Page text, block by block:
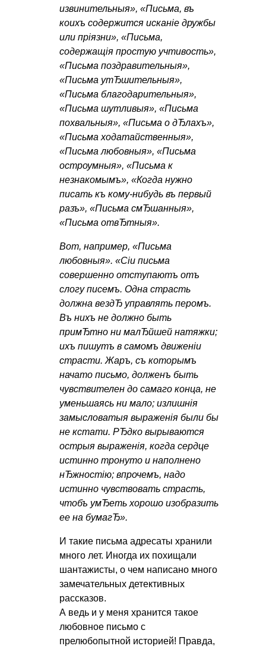
извинительныя», «Письма, въ
коихъ содержится исканiе дружбы
или прiязни», «Письма,
содержащiя простую учтивость»,
«Письма поздравительныя»,
«Письма утЂшительныя»,
«Письма благодарительныя»,
«Письма шутливыя», «Письма
похвальныя», «Письма о дЂлахъ»,
«Письма ходатайственныя»,
«Письма любовныя», «Письма
остроумныя», «Письма к
незнакомымъ», «Когда нужно
писать къ кому-нибудь въ первый
разъ», «Письма смЂшанныя»,
«Письма отвЂтныя».
Вот, например, «Письма
любовныя». «Сiи письма
совершенно отступаютъ отъ
слогу писемъ. Одна страсть
должна вездЂ управлять перомъ.
Въ нихъ не должно быть
примЂтно ни малЂйшей натяжки;
ихъ пишутъ в самомъ движенiи
страсти. Жаръ, съ которымъ
начато письмо, долженъ быть
чувствителен до самаго конца, не
уменьшаясь ни мало; излишнiя
замысловатыя выраженiя были бы
не кстати. РЂдко вырываются
острыя выраженiя, когда сердце
истинно тронуто и наполнено
нЂжностiю; впрочемъ, надо
истинно чувствовать страсть,
чтобъ умЂеть хорошо изобразить
ее на бумагЂ».
И такие письма адресаты хранили
много лет. Иногда их похищали
шантажисты, о чем написано много
замечательных детективных
рассказов.
А ведь и у меня хранится такое
любовное письмо с
прелюбопытной историей! Правда,